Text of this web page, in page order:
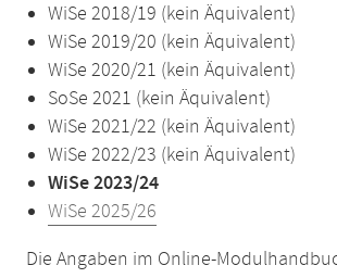
WiSe 2018/19 (kein Äquivalent)
WiSe 2019/20 (kein Äquivalent)
WiSe 2020/21 (kein Äquivalent)
SoSe 2021 (kein Äquivalent)
WiSe 2021/22 (kein Äquivalent)
WiSe 2022/23 (kein Äquivalent)
WiSe 2023/24
WiSe 2025/26
Die Angaben im Online-